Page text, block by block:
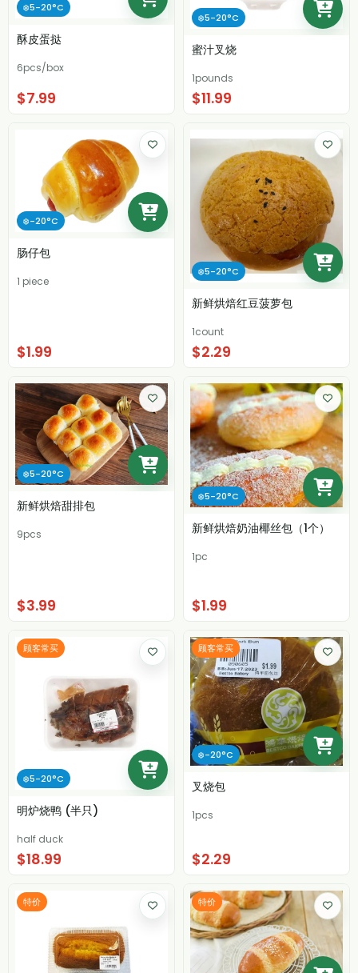
❄️5-20°C
酥皮蛋挞
6pcs/box
$7.99
❄️5-20°C
蜜汁叉烧
1pounds
$11.99
❄️-20°C
肠仔包
1 piece
$1.99
❄️5-20°C
新鲜烘焙红豆菠萝包
1count
$2.29
❄️5-20°C
新鲜烘焙甜排包
9pcs
$3.99
❄️5-20°C
新鲜烘焙奶油椰丝包（1个）
1pc
$1.99
顾客常买
❄️5-20°C
明炉烧鸭 (半只)
half duck
$18.99
顾客常买
❄️-20°C
叉烧包
1pcs
$2.29
特价 特价